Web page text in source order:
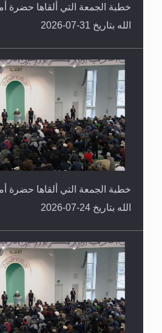
خطبة الجمعة التي ألقاها حضرة
الله بتاريخ 31-07-2026
خطبة الجمعة التي ألقاها حضرة
الله بتاريخ 24-07-2026